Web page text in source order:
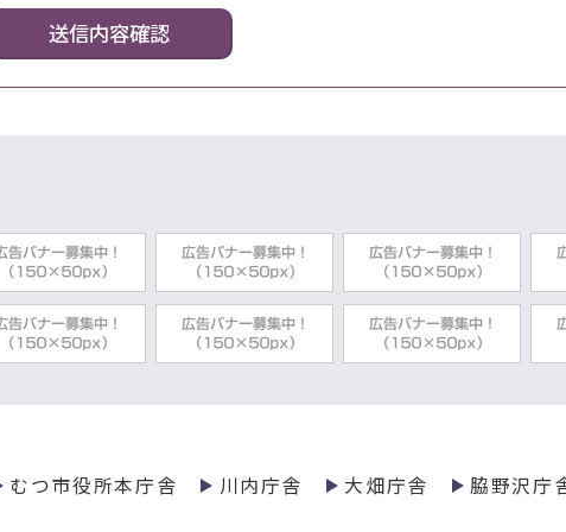
むつ市役所本庁舎 川内庁舎 大畑庁舎 脇野沢庁